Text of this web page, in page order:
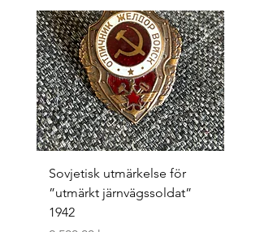
Sovjetisk utmärkelse för
”utmärkt järnvägssoldat”
1942